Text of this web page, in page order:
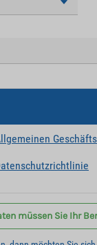
müssen Sie Ihr